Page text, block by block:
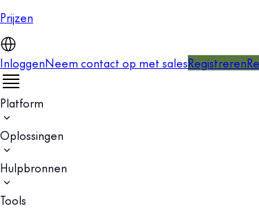
Prijzen
InloggenNeem contact op met salesRegistreren
Platform
Oplossingen
Hulpbronnen
Tools